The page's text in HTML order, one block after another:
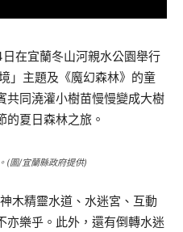
在宜蘭冬山河親水公園舉行
」主題及《魔幻森林》的童
共同澆灌小樹苗慢慢變成大樹
的夏日森林之旅。
(圖/宜蘭縣政府提供)
木精靈水道、水迷宮、互動
亦樂乎。此外，還有倒轉水迷